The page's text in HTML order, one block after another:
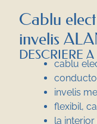
Cablu
invelis
DESCRIERE
cablu
invelis
flexibil,
la